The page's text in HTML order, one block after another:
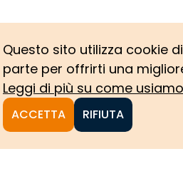
Questo sito utilizza cookie
parte per offrirti una
Leggi di più su come
ACCETTA RIFIUTA